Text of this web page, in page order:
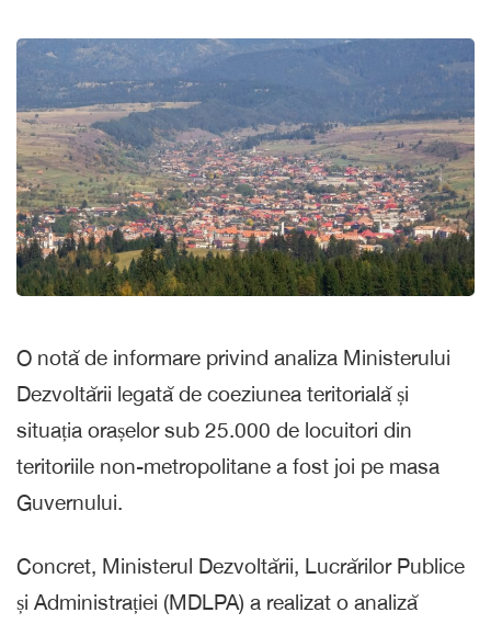
O notă de informare privind analiza Ministerului
Dezvoltării legată de coeziunea teritorială și
situația orașelor sub 25.000 de locuitori din
teritoriile non-metropolitane a fost joi pe masa
Guvernului.
Concret, Ministerul Dezvoltării, Lucrărilor Publice
și Administrației (MDLPA) a realizat o analiză